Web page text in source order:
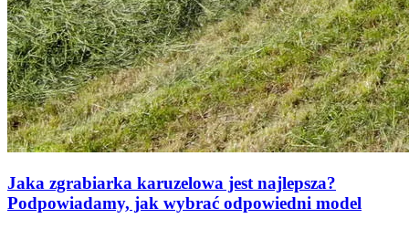
Jaka zgrabiarka karuzelowa jest najlepsza?
Podpowiadamy, jak wybrać odpowiedni model